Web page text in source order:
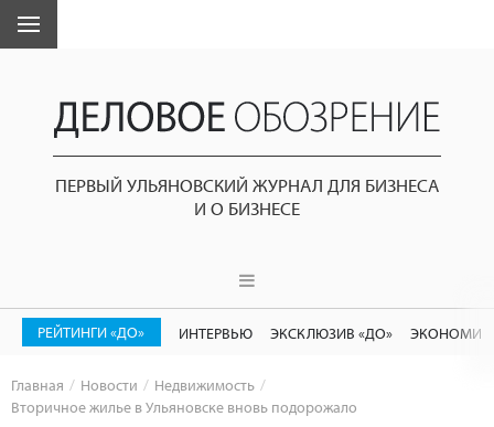
ПЕРВЫЙ УЛЬЯНОВСКИЙ ЖУРНАЛ ДЛЯ БИЗНЕСА
И О БИЗНЕСЕ
РЕЙТИНГИ «ДО» ИНТЕРВЬЮ ЭКСКЛЮЗИВ «ДО»
Главная Новости
Недвижимость
Вторичное жилье в Ульяновске вновь подорожало